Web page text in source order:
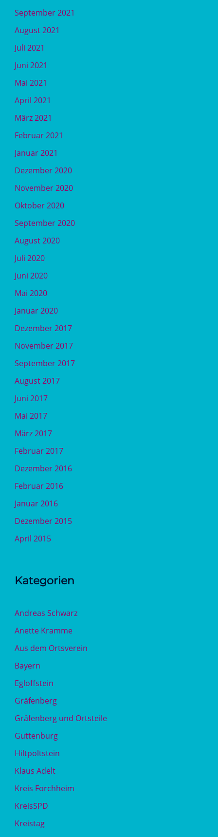
September 2021
August 2021
Juli 2021
Juni 2021
Mai 2021
April 2021
März 2021
Februar 2021
Januar 2021
Dezember 2020
November 2020
Oktober 2020
September 2020
August 2020
Juli 2020
Juni 2020
Mai 2020
Januar 2020
Dezember 2017
November 2017
September 2017
August 2017
Juni 2017
Mai 2017
März 2017
Februar 2017
Dezember 2016
Februar 2016
Januar 2016
Dezember 2015
April 2015
Kategorien
Andreas Schwarz
Anette Kramme
Aus dem Ortsverein
Bayern
Egloffstein
Gräfenberg
Gräfenberg und Ortsteile
Guttenburg
Hiltpoltstein
Klaus Adelt
Kreis Forchheim
KreisSPD
Kreistag